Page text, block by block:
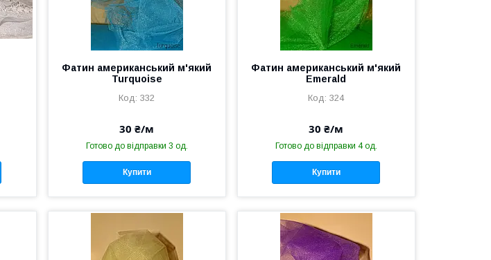
Фатин американський м'який
Turquoise
332
30 ₴/м
Готово до відправки 3 од.
Купити
Фатин американський м'який
Emerald
324
30 ₴/м
Готово до відправки 4 од.
Купити